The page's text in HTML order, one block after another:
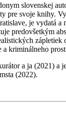
slovenskej
pre svoje knihy.
je vydatá a
predovšetkým
zápletiek
kriminálneho
a ja (2021) a
(2022).